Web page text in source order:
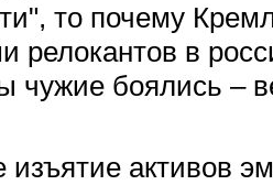
то почему
релокантов в
чужие боялись –
изъятие активов